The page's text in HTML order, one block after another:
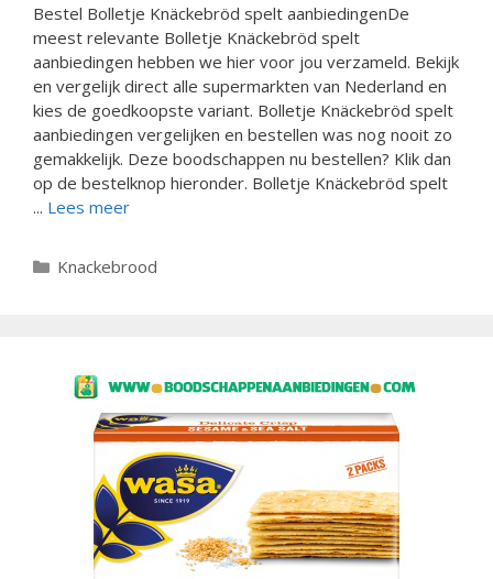
Bestel Bolletje Knäckebröd spelt aanbiedingenDe
meest relevante Bolletje Knäckebröd spelt
aanbiedingen hebben we hier voor jou verzameld. Bekijk
en vergelijk direct alle supermarkten van Nederland en
kies de goedkoopste variant. Bolletje Knäckebröd spelt
aanbiedingen vergelijken en bestellen was nog nooit zo
gemakkelijk. Deze boodschappen nu bestellen? Klik dan
op de bestelknop hieronder. Bolletje Knäckebröd spelt
... Lees meer
Categorieën
Knackebrood